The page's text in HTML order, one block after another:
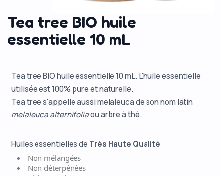
Tea tree BIO huile
essentielle 10 mL
Tea tree BIO huile essentielle 10 mL. L'huile essentielle
utilisée est 100% pure et naturelle.
Tea tree s'appelle aussi melaleuca de son nom latin
melaleuca alternifoliaou arbre à thé.
Huiles essentielles de Très Haute Qualité
Non mélangées
Non déterpénées